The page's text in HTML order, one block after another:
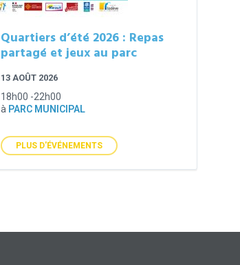
Quartiers d’été 2026 : Repas
partagé et jeux au parc
13 AOÛT 2026
18h00 -22h00
à PARC MUNICIPAL
PLUS D'ÉVÉNEMENTS